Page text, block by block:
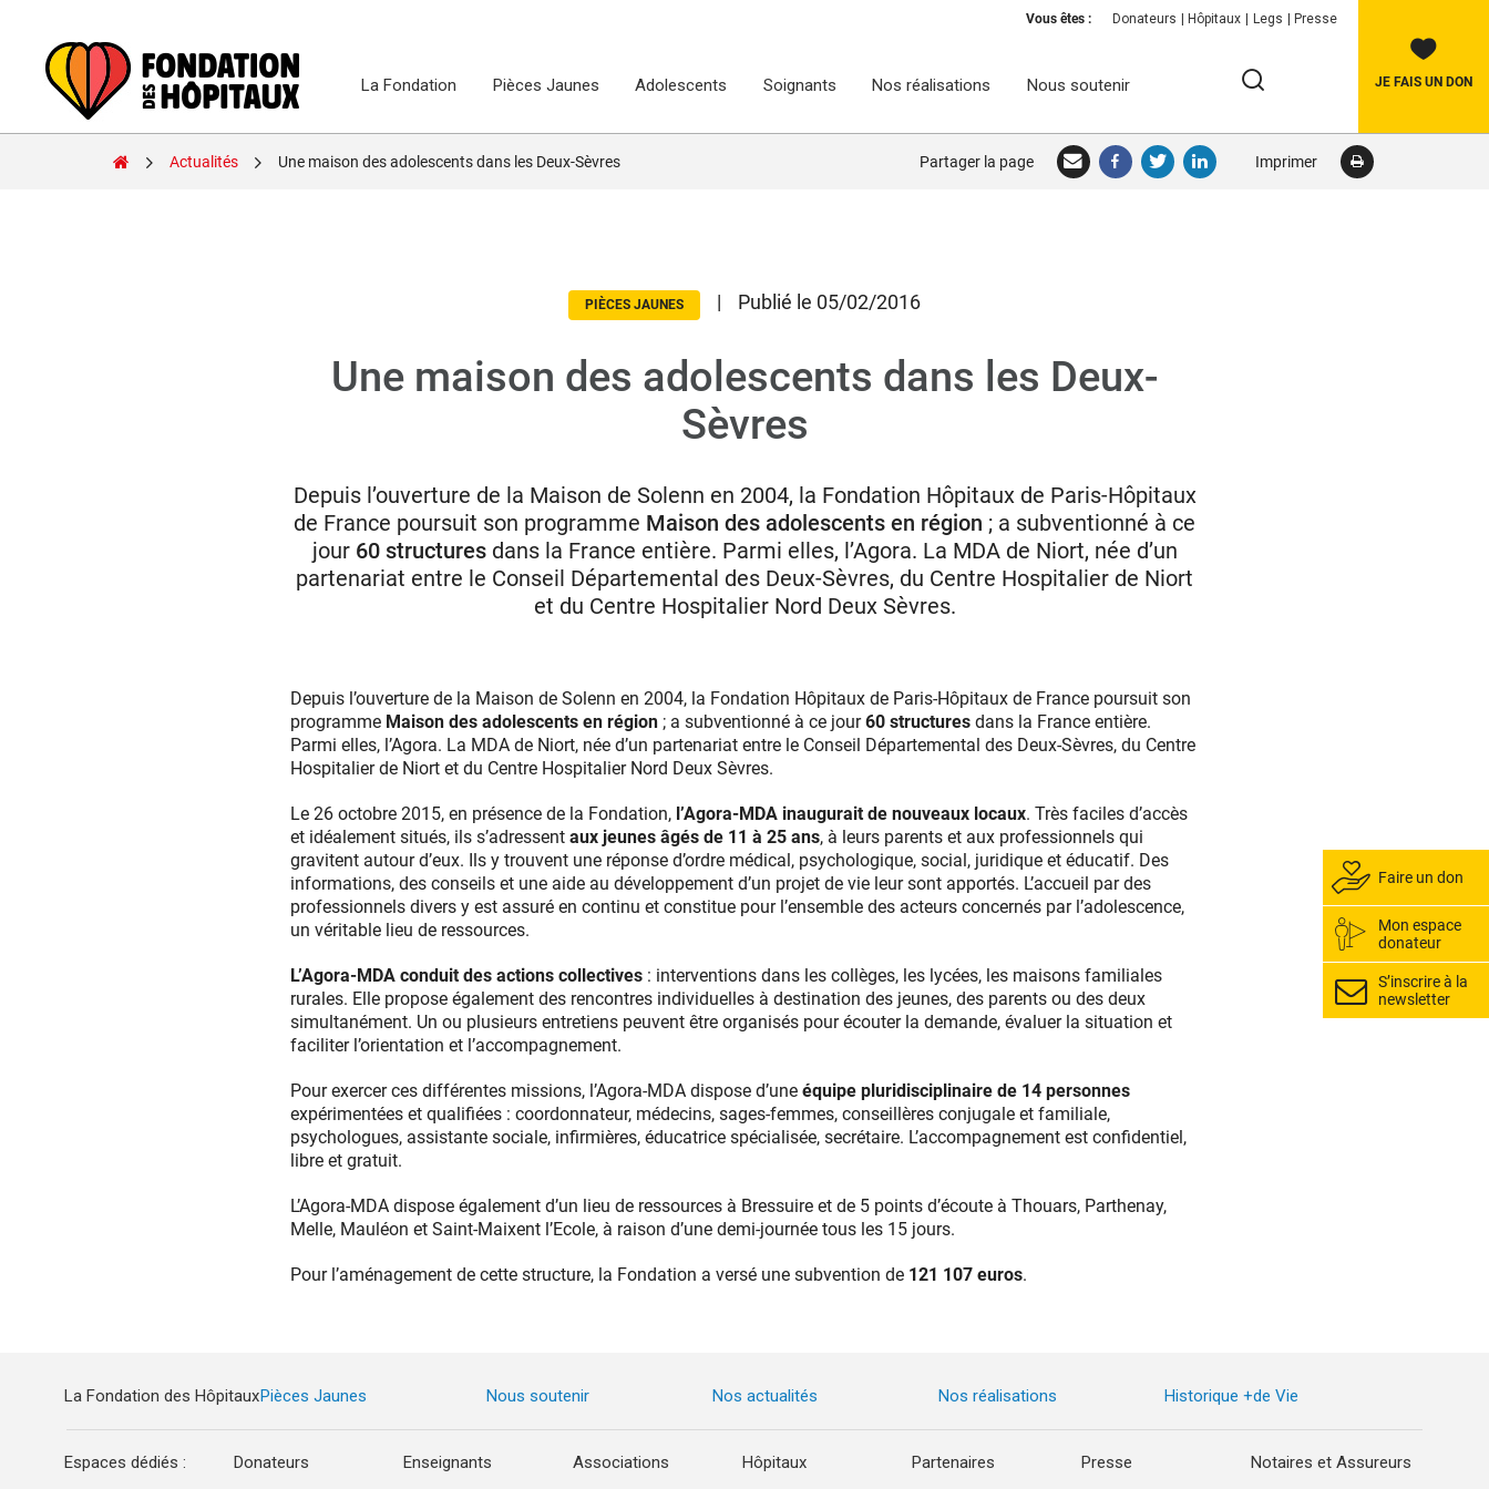
Vous êtes : Donateurs Hôpitaux Legs Presse
La Fondation Pièces Jaunes Adolescents Soignants Nos réalisations Nous soutenir
RECHERCHER
JE FAIS UN DON
Actualités Une maison des adolescents dans les Deux-Sèvres Partager la page Imprimer
PIÈCES JAUNES | Publié le 05/02/2016
Une maison des adolescents dans les Deux-
Sèvres
Depuis l’ouverture de la Maison de Solenn en 2004, la Fondation Hôpitaux de Paris-Hôpitaux
de France poursuit son programme Maison des adolescents en région ; a subventionné à ce
jour 60 structuresdans la France entière. Parmi elles, l’Agora. La MDA de Niort, née d’un
partenariat entre le Conseil Départemental des Deux-Sèvres, du Centre Hospitalier de Niort
et du Centre Hospitalier Nord Deux Sèvres.
Depuis l’ouverture de la Maison de Solenn en 2004, la Fondation Hôpitaux de Paris-Hôpitaux de France poursuit son
programme Maison des adolescents en région ; a subventionné à ce jour60 structures dans la France entière.
Parmi elles, l’Agora. La MDA de Niort, née d’un partenariat entre le Conseil Départemental des Deux-Sèvres, du Centre
Hospitalier de Niort et du Centre Hospitalier Nord Deux Sèvres.
Le 26 octobre 2015, en présence de la Fondation, l’Agora-MDA inaugurait de nouveaux locaux. Très faciles d’accès
et idéalement situés, ils s’adressent aux jeunes âgés de 11 à 25 ans, à leurs parents et aux professionnels qui
gravitent autour d’eux. Ils y trouvent une réponse d’ordre médical, psychologique, social, juridique et éducatif. Des
informations, des conseils et une aide au développement d’un projet de vie leur sont apportés. L’accueil par des
professionnels divers y est assuré en continu et constitue pour l’ensemble des acteurs concernés par l’adolescence,
un véritable lieu de ressources.
L’Agora-MDA conduit des actions collectives : interventions dans les collèges, les lycées, les maisons familiales
rurales. Elle propose également des rencontres individuelles à destination des jeunes, des parents ou des deux
simultanément. Un ou plusieurs entretiens peuvent être organisés pour écouter la demande, évaluer la situation et
faciliter l’orientation et l’accompagnement.
Pour exercer ces différentes missions, l’Agora-MDA dispose d’une équipe pluridisciplinaire de 14 personnes
expérimentées et qualifiées : coordonnateur, médecins, sages-femmes, conseillères conjugale et familiale,
psychologues, assistante sociale, infirmières, éducatrice spécialisée, secrétaire. L’accompagnement est confidentiel,
libre et gratuit.
L’Agora-MDA dispose également d’un lieu de ressources à Bressuire et de 5 points d’écoute à Thouars, Parthenay,
Melle, Mauléon et Saint-Maixent l’Ecole, à raison d’une demi-journée tous les 15 jours.
Pour l’aménagement de cette structure, la Fondation a versé une subvention de 121 107 euros.
Faire un don
Mon espace
donateur
S’inscrire à la
newsletter
La Fondation des HôpitauxPièces Jaunes Nous soutenir Nos actualités Nos réalisations Historique +de Vie
Espaces dédiés : Donateurs Enseignants Associations Hôpitaux Partenaires Presse Notaires et Assureurs